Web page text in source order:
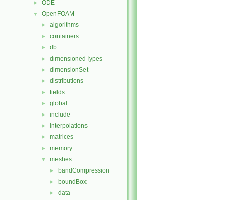
► ODE
▼ OpenFOAM
► algorithms
► containers
► db
► dimensionedTypes
► dimensionSet
► distributions
► fields
► global
► include
► interpolations
► matrices
► memory
▼ meshes
► bandCompression
► boundBox
► data